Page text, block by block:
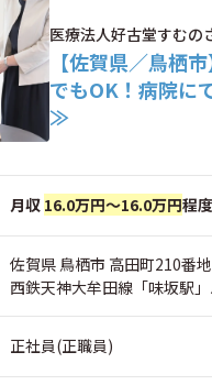
医療法人好古堂すむの
【佐賀県／鳥栖
でもOK！病院に
≫
月収 16.0万円～16.0万円程
佐賀県 鳥栖市 高田町210番
西鉄天神大牟田線「味坂駅
正社員(正職員)